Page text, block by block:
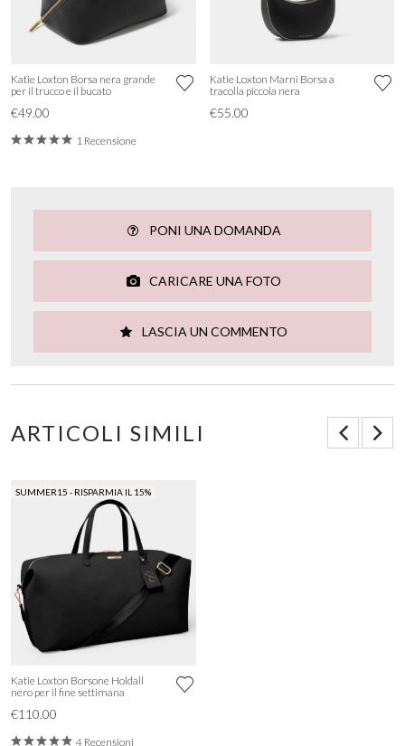
Katie Loxton Borsa nera grande
per il trucco e il bucato
€49.00
1 Recensione
Katie Loxton Marni Borsa a
tracolla piccola nera
€55.00
PONI UNA DOMANDA
CARICARE UNA FOTO
LASCIA UN COMMENTO
ARTICOLI SIMILI
SUMMER15 - RISPARMIA IL 15%
Katie Loxton Borsone Holdall
nero per il fine settimana
€110.00
4 Recensioni